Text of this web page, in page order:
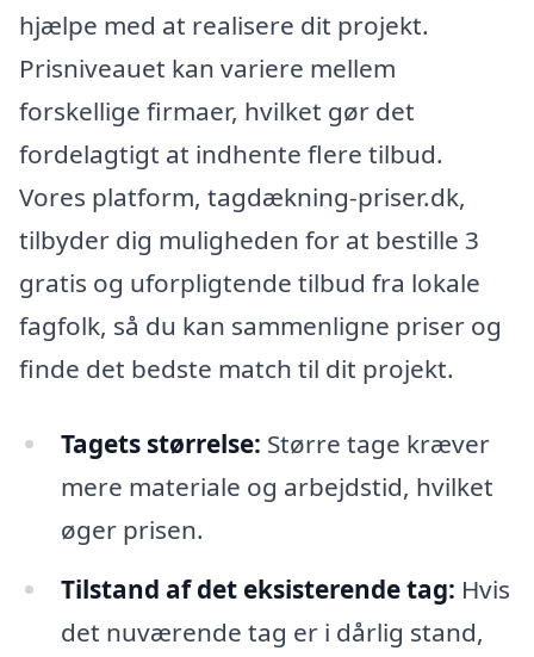
hjælpe med at realisere dit projekt.
Prisniveauet kan variere mellem
forskellige firmaer, hvilket gør det
fordelagtigt at indhente flere tilbud.
Vores platform, tagdækning-priser.dk,
tilbyder dig muligheden for at bestille 3
gratis og uforpligtende tilbud fra lokale
fagfolk, så du kan sammenligne priser og
finde det bedste match til dit projekt.
Tagets størrelse: Større tage kræver
mere materiale og arbejdstid, hvilket
øger prisen.
Tilstand af det eksisterende tag: Hvis
det nuværende tag er i dårlig stand,